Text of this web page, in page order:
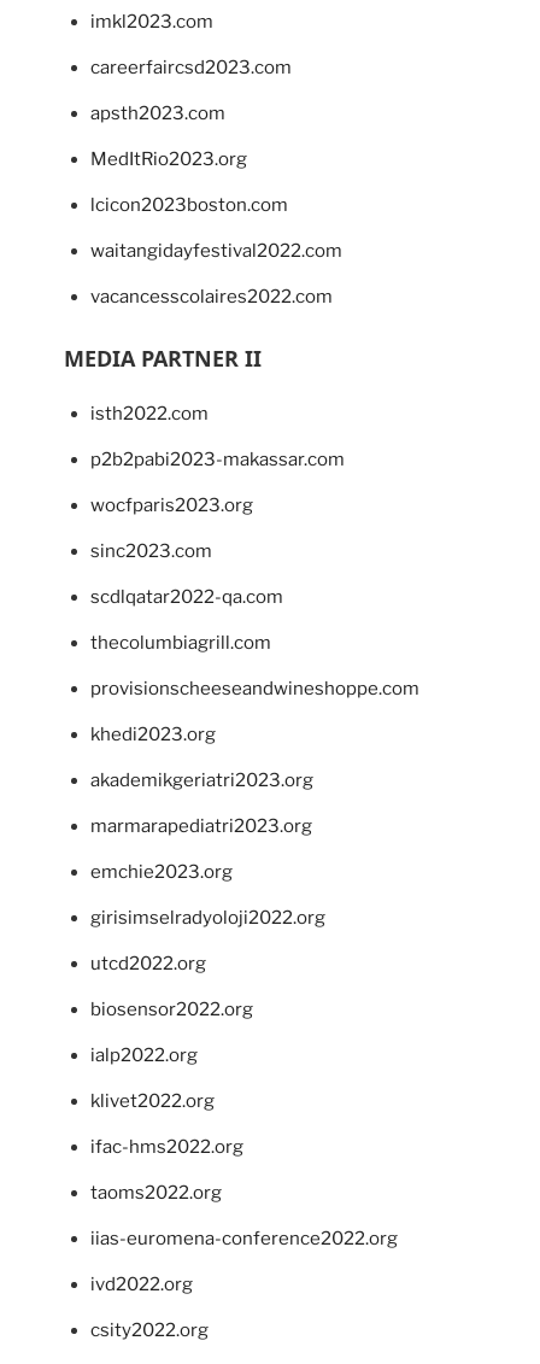
imkl2023.com
careerfaircsd2023.com
apsth2023.com
MedItRio2023.org
lcicon2023boston.com
waitangidayfestival2022.com
vacancesscolaires2022.com
MEDIA PARTNER II
isth2022.com
p2b2pabi2023-makassar.com
wocfparis2023.org
sinc2023.com
scdlqatar2022-qa.com
thecolumbiagrill.com
provisionscheeseandwineshoppe.com
khedi2023.org
akademikgeriatri2023.org
marmarapediatri2023.org
emchie2023.org
girisimselradyoloji2022.org
utcd2022.org
biosensor2022.org
ialp2022.org
klivet2022.org
ifac-hms2022.org
taoms2022.org
iias-euromena-conference2022.org
ivd2022.org
csity2022.org